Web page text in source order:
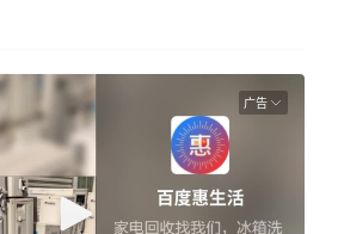
广告